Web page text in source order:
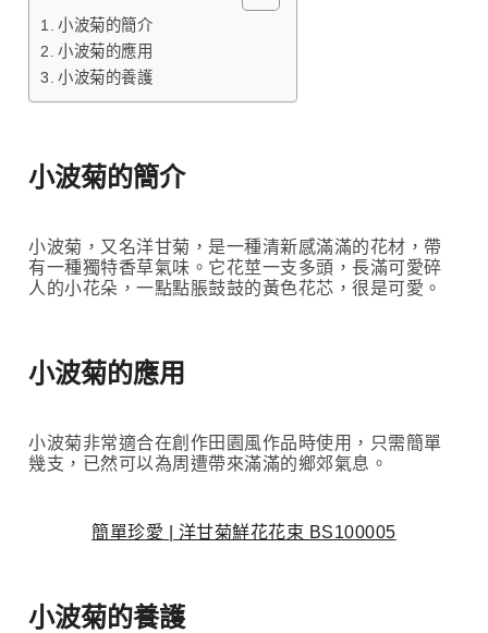
小波菊的簡介
小波菊的應用
小波菊的養護
小波菊的簡介
小波菊，又名洋甘菊，是一種清新感滿滿的花材，帶
有一種獨特香草氣味。它花莖一支多頭，長滿可愛碎
人的小花朵，一點點脹鼓鼓的黃色花芯，很是可愛。
小波菊的應用
小波菊非常適合在創作田園風作品時使用，只需簡單
幾支，已然可以為周遭帶來滿滿的鄉郊氣息。
簡單珍愛 | 洋甘菊鮮花花束 BS100005
小波菊的養護